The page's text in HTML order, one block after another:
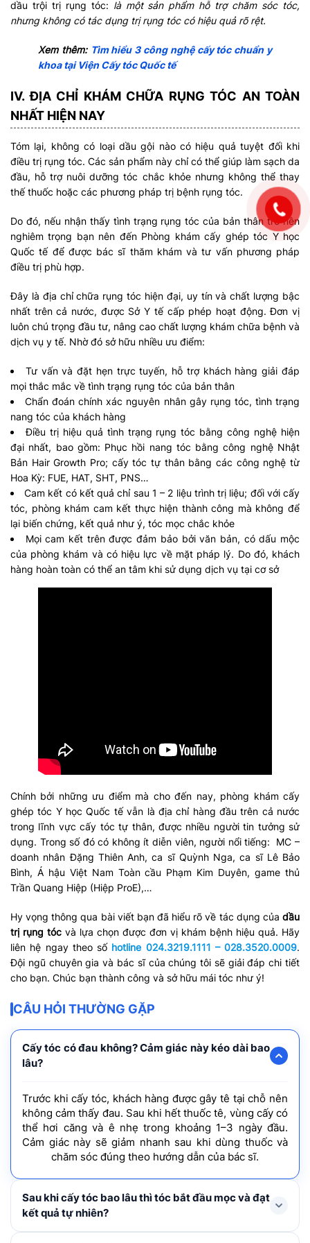
dầu trội trị rụng tóc: là một sản phẩm hỗ trợ chăm sóc tóc,
nhưng không có tác dụng trị rụng tóc có hiệu quả rõ rệt.
Xem thêm: Tìm hiểu 3 công nghệ cấy tóc chuẩn y
khoa tại Viện Cấy tóc Quốc tế
IV. ĐỊA CHỈ KHÁM CHỮA RỤNG TÓC AN TOÀN
NHẤT HIỆN NAY
Tóm lại, không có loại dầu gội nào có hiệu quả tuyệt đối khi
điều trị rụng tóc. Các sản phẩm này chỉ có thể giúp làm sạch da
đầu, hỗ trợ nuôi dưỡng tóc chắc khỏe nhưng không thể thay
thế thuốc hoặc các phương pháp trị bệnh rụng tóc.
Do đó, nếu nhận thấy tình trạng rụng tóc của bản thân trở nên
nghiêm trọng bạn nên đến Phòng khám cấy ghép tóc Y học
Quốc tế để được bác sĩ thăm khám và tư vấn phương pháp
điều trị phù hợp.
Đây là địa chỉ chữa rụng tóc hiện đại, uy tín và chất lượng bậc
nhất trên cả nước, được Sở Y tế cấp phép hoạt động. Đơn vị
luôn chú trọng đầu tư, nâng cao chất lượng khám chữa bệnh và
dịch vụ y tế. Nhờ đó sở hữu nhiều ưu điểm:
Tư vấn và đặt hẹn trực tuyến, hỗ trợ khách hàng giải đáp
mọi thắc mắc về tình trạng rụng tóc của bản thân
Chẩn đoán chính xác nguyên nhân gây rụng tóc, tình trạng
nang tóc của khách hàng
Điều trị hiệu quả tình trạng rụng tóc bằng công nghệ hiện
đại nhất, bao gồm: Phục hồi nang tóc bằng công nghệ Nhật
Bản Hair Growth Pro; cấy tóc tự thân bằng các công nghệ từ
Hoa Kỳ: FUE, HAT, SHT, PNS…
Cam kết có kết quả chỉ sau 1 – 2 liệu trình trị liệu; đối với cấy
tóc, phòng khám cam kết thực hiện thành công mà không để
lại biến chứng, kết quả như ý, tóc mọc chắc khỏe
Mọi cam kết trên được đảm bảo bởi văn bản, có dấu mộc
của phòng khám và có hiệu lực về mặt pháp lý. Do đó, khách
hàng hoàn toàn có thể an tâm khi sử dụng dịch vụ tại cơ sở
Chính bởi những ưu điểm mà cho đến nay, phòng khám cấy
ghép tóc Y học Quốc tế vẫn là địa chỉ hàng đầu trên cả nước
trong lĩnh vực cấy tóc tự thân, được nhiều người tin tưởng sử
dụng. Trong số đó có không ít diễn viên, người nổi tiếng: MC –
doanh nhân Đặng Thiên Anh, ca sĩ Quỳnh Nga, ca sĩ Lê Bảo
Bình, Á hậu Việt Nam Toàn cầu Phạm Kim Duyên, game thủ
Trần Quang Hiệp (Hiệp ProE),…
Hy vọng thông qua bài viết bạn đã hiểu rõ về tác dụng của dầu
trị rụng tóc và lựa chọn được đơn vị khám bệnh hiệu quả. Hãy
liên hệ ngay theo số hotline 024.3219.1111 – 028.3520.0009.
Đội ngũ chuyên gia và bác sĩ của chúng tôi sẽ giải đáp chi tiết
cho bạn. Chúc bạn thành công và sở hữu mái tóc như ý!
CÂU HỎI THƯỜNG GẶP
Cấy tóc có đau không? Cảm giác này kéo dài bao
lâu?
Trước khi cấy tóc, khách hàng được gây tê tại chỗ nên
không cảm thấy đau. Sau khi hết thuốc tê, vùng cấy có
thể hơi căng và ê nhẹ trong khoảng 1–3 ngày đầu.
Cảm giác này sẽ giảm nhanh sau khi dùng thuốc và
chăm sóc đúng theo hướng dẫn của bác sĩ.
Sau khi cấy tóc bao lâu thì tóc bắt đầu mọc và đạt
kết quả tự nhiên?